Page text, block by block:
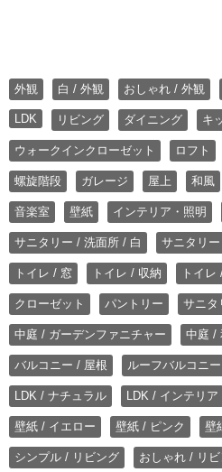
外観 白 / 外観 おしゃれ / 外観
LDK リビング ダイニング キ
ウォークインクローゼット ロフト
螺旋階段 ガレージ 屋上 和風
音楽室 壁紙 インテリア・照明
サニタリー / 洗面所 / 白 サニタリ
トイレ / 窓 トイレ / 収納 トイレ
クローゼット パントリー サニタ
中庭 / ガーデンファニチャー 中庭 /
バルコニー / 屋根 ルーフバルコニー
LDK / ナチュラル LDK / インテリア
壁紙 / イエロー 壁紙 / ピンク 壁
シンプル / リビング おしゃれ / リ